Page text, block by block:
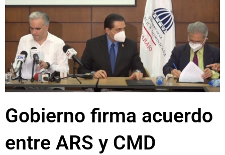
Gobierno firma acuerdo
entre ARS y CMD